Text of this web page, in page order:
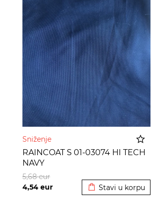
Sniženje
RAINCOAT S 01-03074 HI TECH
NAVY
4,54 eur
5,68eur
Stavi u korpu